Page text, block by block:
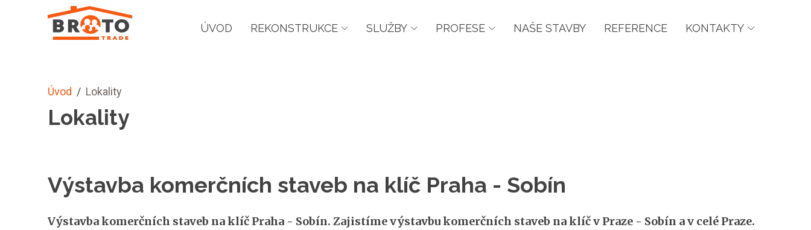
ÚVOD REKONSTRUKCE SLUŽBY PROFESE NAŠE STAVBY REFERENCE KONTAKTY
Úvod / Lokality
Lokality
Výstavba komerčních staveb na klíč Praha - Sobín
Výstavba komerčních staveb na klíč Praha - Sobín. Zajistíme výstavbu komerčních staveb na klíč v Praze - Sobín a v celé Praze.